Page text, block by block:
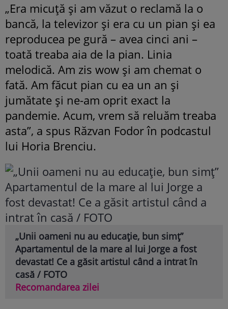
„Era micuță și am văzut o reclamă la o
bancă, la televizor și era cu un pian și ea
reproducea pe gură – avea cinci ani –
toată treaba aia de la pian. Linia
melodică. Am zis wow și am chemat o
fată. Am făcut pian cu ea un an și
jumătate și ne-am oprit exact la
pandemie. Acum, vrem să reluăm treaba
asta”, a spus Răzvan Fodor în podcastul
lui Horia Brenciu.
„Unii oameni nu au educație, bun simț”
Apartamentul de la mare al lui Jorge a fost
devastat! Ce a găsit artistul când a intrat în
casă / FOTO
Recomandarea zilei